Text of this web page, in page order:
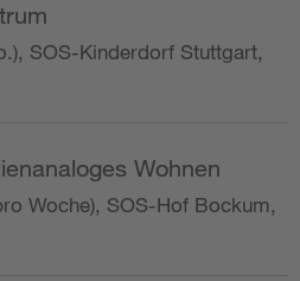
SOS-Kinderdorf Stuttgart,
Wohnen
Woche), SOS-Hof Bockum,